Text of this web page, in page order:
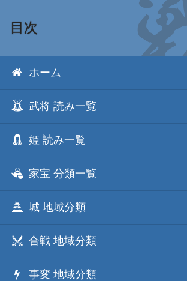
目次
ホーム
武将 読み一覧
姫 読み一覧
家宝 分類一覧
城 地域分類
合戦 地域分類
事変 地域分類